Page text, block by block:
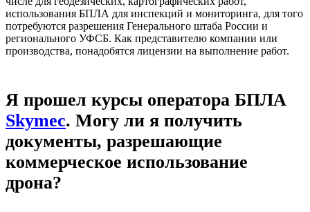
использования БПЛА для инспекций и мониторинга, для того
потребуются разрешения Генерального штаба России и
регионального УФСБ. Как представителю компании или
производства, понадобятся лицензии на выполнение работ.
Я прошел курсы оператора БПЛА
Skymec. Могу ли я получить
документы, разрешающие
коммерческое использование
дрона?